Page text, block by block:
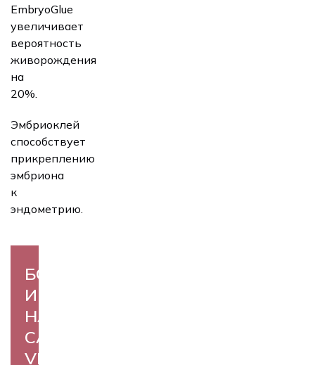
EmbryoGlue
увеличивает
вероятность
живорождения
на
20%.
Эмбриоклей
способствует
прикреплению
эмбриона
к
эндометрию.
БОЛЬШЕ
ИНФОРМАЦИИ
НА
САЙТЕ
VITROLIFE